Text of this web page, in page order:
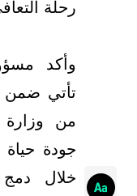
رحلة
وأكد
تأتي ضمن
من
جودة
خلال دمج